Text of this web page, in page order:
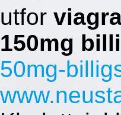
utfor
150mg
50mg-